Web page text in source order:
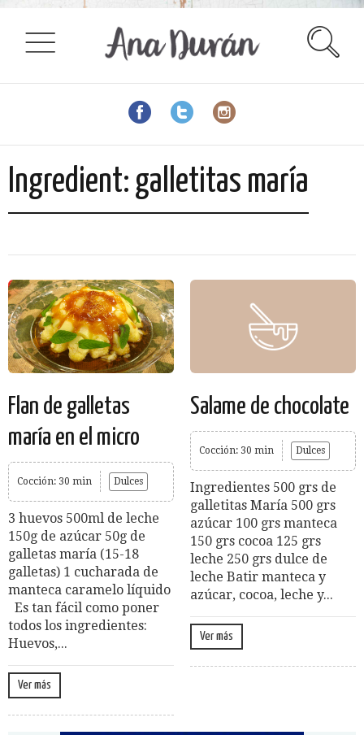
Ingredient: galletitas maría
Flan de galletas
maría en el micro
Cocción: 30 min Dulces
3 huevos 500ml de leche
150g de azúcar 50g de
galletas maría (15-18
galletas) 1 cucharada de
manteca caramelo líquido
Es tan fácil como poner
todos los ingredientes:
Huevos,...
Ver más
Salame de chocolate
Cocción: 30 min Dulces
Ingredientes 500 grs de
galletitas María 500 grs
azúcar 100 grs manteca
150 grs cocoa 125 grs
leche 250 grs dulce de
leche Batir manteca y
azúcar, cocoa, leche y...
Ver más